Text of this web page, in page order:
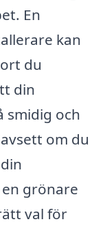
En
kan
du
din
smidig och
om du
grönare
val för